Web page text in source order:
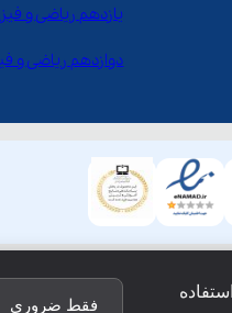
یازدهم ریاضی و
دوازدهم ریاضی و
فقط ضروری